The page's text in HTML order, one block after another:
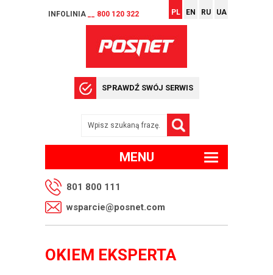
INFOLINIA __ 800 120 322 PL EN RU UA
SPRAWDŹ SWÓJ SERWIS
MENU
801 800 111
wsparcie@posnet.com
OKIEM EKSPERTA